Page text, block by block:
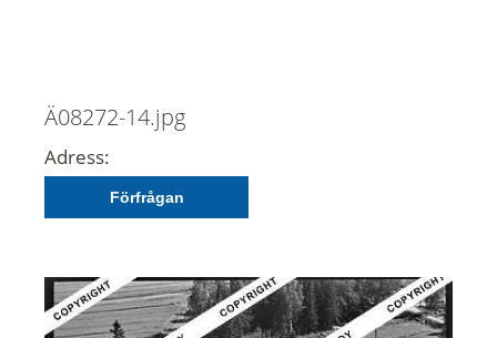
Ä08272-14.jpg
Adress:
Förfrågan